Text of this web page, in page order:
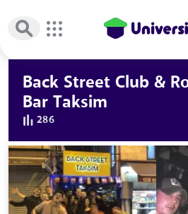
Back Street Club &
Bar Taksim
286